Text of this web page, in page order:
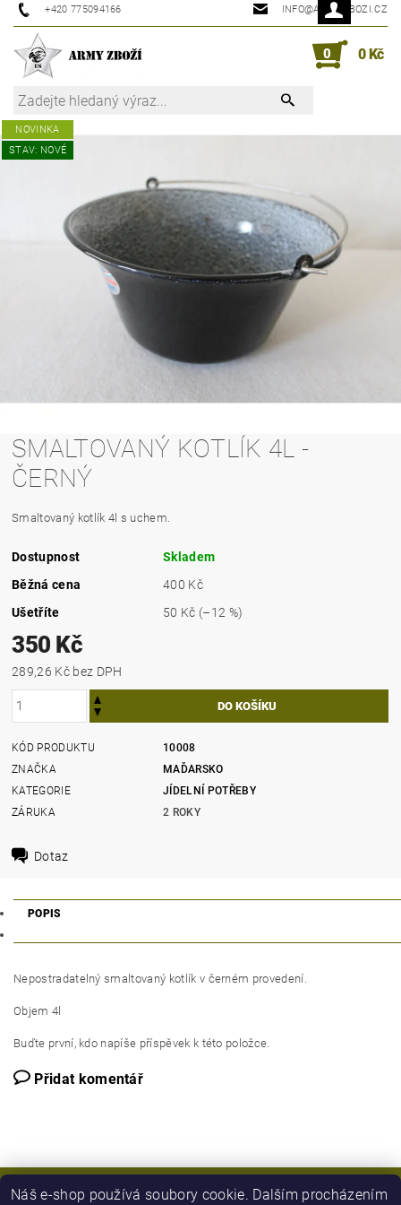
+420 775094166 INFO@ARMYZBOZI.CZ
0 0 Kč
NOVINKA
STAV: NOVÉ
SMALTOVANÝ KOTLÍK 4L -
ČERNÝ
Smaltovaný kotlík 4l s uchem.
Dostupnost
Skladem
Běžná cena
400 Kč
Ušetříte
50 Kč (–12 %)
350 Kč
289,26 Kč bez DPH
KÓD PRODUKTU
10008
ZNAČKA
MAĎARSKO
KATEGORIE
JÍDELNÍ POTŘEBY
ZÁRUKA
2 ROKY
Dotaz
POPIS
Nepostradatelný smaltovaný kotlík v černém provedení.
Objem 4l
Buďte první, kdo napíše příspěvek k této položce.
Přidat komentář
Náš e-shop používá soubory cookie. Dalším procházením